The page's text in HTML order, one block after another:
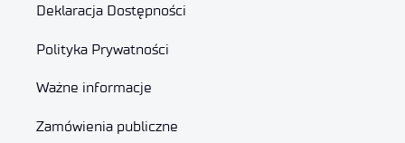
Deklaracja Dostępności
Polityka Prywatności
Ważne informacje
Zamówienia publiczne